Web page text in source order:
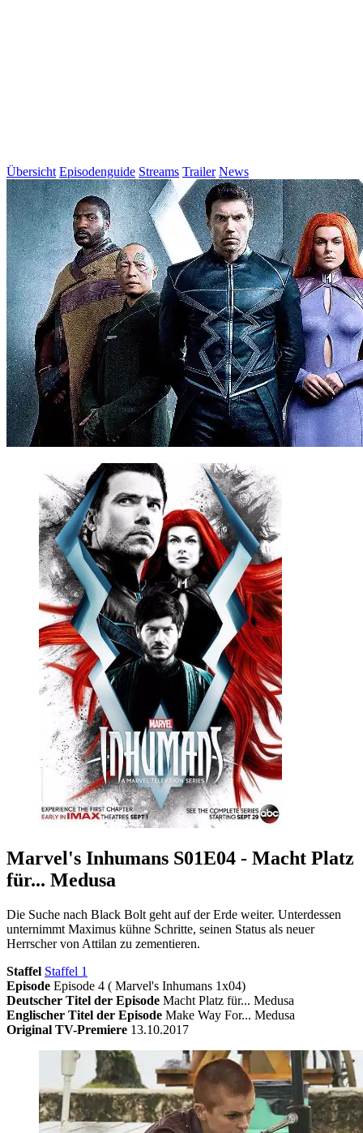
Übersicht Episodenguide Streams Trailer News
Marvel's Inhumans S01E04 - Macht Platz
für... Medusa
Die Suche nach Black Bolt geht auf der Erde weiter. Unterdessen
unternimmt Maximus kühne Schritte, seinen Status als neuer
Herrscher von Attilan zu zementieren.
Staffel Staffel 1
Episode Episode 4 ( Marvel's Inhumans 1x04)
Deutscher Titel der Episode Macht Platz für... Medusa
Englischer Titel der Episode Make Way For... Medusa
Original TV-Premiere 13.10.2017